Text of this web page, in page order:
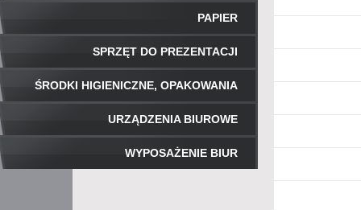
PAPIER
SPRZĘT DO PREZENTACJI
ŚRODKI HIGIENICZNE, OPAKOWANIA
URZĄDZENIA BIUROWE
WYPOSAŻENIE BIUR